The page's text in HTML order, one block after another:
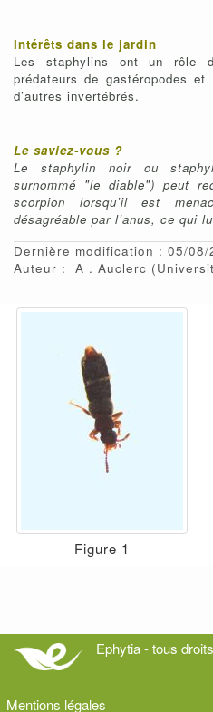
Intérêts dans le jardin
Les staphylins ont un rôle
prédateurs de gastéropodes
d’autres invertébrés.
Le saviez-vous ?
Le staphylin noir ou
surnommé "le diable") peut
scorpion lorsqu’il est
désagréable par l’anus, ce qui
Dernière modification : 05/08/
Auteur :
A Auclerc
Figure 1
Ephytia - tous
Mentions légales